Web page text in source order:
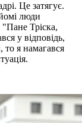
Це затягує.
люди
"Пане Тріска,
у відповідь,
я намагався